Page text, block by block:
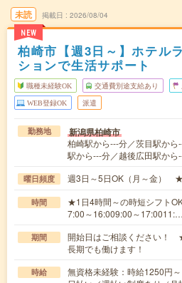
未読
NEW
掲載日 2026/08/04
柏崎市【週3日～】ホテル
ションで生活サポート
職種未経験OK 交通費別途支給あり
WEB登録OK 派遣
勤務地 新潟県柏崎市
柏崎駅から---分／茨目駅か
駅から---分／越後広田駅から
曜日頻度 週3日～5日OK（月～金）
時間
★1日4時間～の時短シフト
7:00～16:009:00～17:0011:…
期間
開始日はご相談ください！
長期でも働けます！
時給
無資格未経験：時給1250